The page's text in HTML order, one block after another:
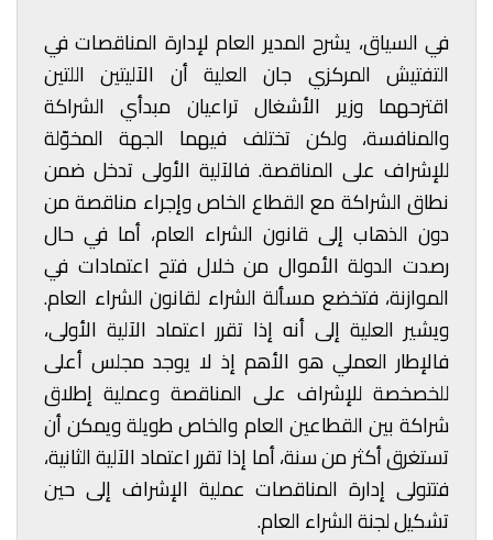
في السياق، يشرح المدير العام لإدارة المناقصات في
التفتيش المركزي جان العلية أن الآليتين اللتين
اقترحهما وزير الأشغال تراعيان مبدأي الشراكة
والمنافسة، ولكن تختلف فيهما الجهة المخوّلة
للإشراف على المناقصة. فالآلية الأولى تدخل ضمن
نطاق الشراكة مع القطاع الخاص وإجراء مناقصة من
دون الذهاب إلى قانون الشراء العام، أما في حال
رصدت الدولة الأموال من خلال فتح اعتمادات في
الموازنة، فتخضع مسألة الشراء لقانون الشراء العام.
ويشير العلية إلى أنه إذا تقرر اعتماد الآلية الأولى،
فالإطار العملي هو الأهم إذ لا يوجد مجلس أعلى
للخصخصة للإشراف على المناقصة وعملية إطلاق
شراكة بين القطاعين العام والخاص طويلة ويمكن أن
تستغرق أكثر من سنة، أما إذا تقرر اعتماد الآلية الثانية،
فتتولى إدارة المناقصات عملية الإشراف إلى حين
تشكيل لجنة الشراء العام.